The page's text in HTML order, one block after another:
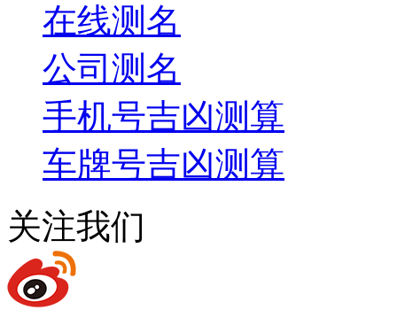
在线测名
公司测名
手机号吉凶测算
车牌号吉凶测算
关注我们